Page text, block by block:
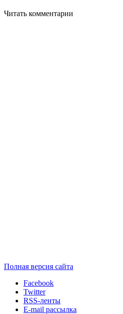
Читать комментарии
Полная версия сайта
Facebook
Twitter
RSS-ленты
E-mail рассылка